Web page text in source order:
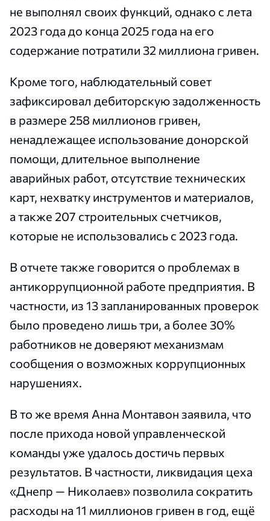
не выполнял своих функций, однако с лета
2023 года до конца 2025 года на его
содержание потратили 32 миллиона гривен.
Кроме того, наблюдательный совет
зафиксировал дебиторскую задолженность
в размере 258 миллионов гривен,
ненадлежащее использование донорской
помощи, длительное выполнение
аварийных работ, отсутствие технических
карт, нехватку инструментов и материалов,
а также 207 строительных счетчиков,
которые не использовались с 2023 года.
В отчете также говорится о проблемах в
антикоррупционной работе предприятия. В
частности, из 13 запланированных проверок
было проведено лишь три, а более 30%
работников не доверяют механизмам
сообщения о возможных коррупционных
нарушениях.
В то же время Анна Монтавон заявила, что
после прихода новой управленческой
команды уже удалось достичь первых
результатов. В частности, ликвидация цеха
«Днепр — Николаев» позволила сократить
расходы на 11 миллионов гривен в год, ещё